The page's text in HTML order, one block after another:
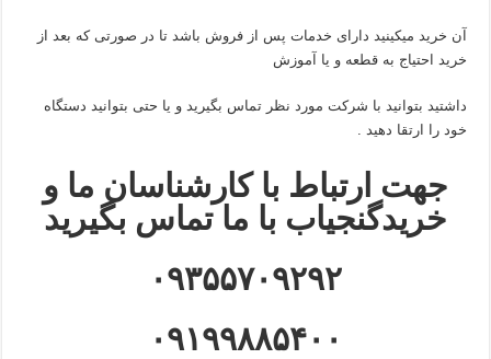
آن خرید میکینید دارای خدمات پس از فروش باشد تا در صورتی که بعد از
خرید احتیاج به قطعه و یا آموزش
داشتید بتوانید با شرکت مورد نظر تماس بگیرید و یا حتی بتوانید دستگاه
خود را ارتقا دهید .
جهت ارتباط با کارشناسان ما و
خریدگنجیاب با ما تماس بگیرید
۰۹۳۵۵۷۰۹۲۹۲
۰۹۱۹۹۸۸۵۴۰۰